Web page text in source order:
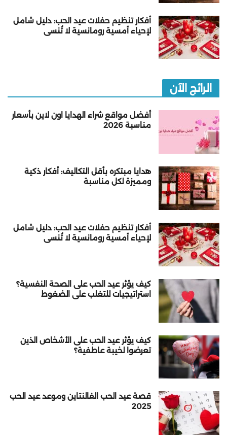
أفكار تنظيم حفلات عيد الحب: دليل شامل
لإحياء أمسية رومانسية لا تُنسى
الرائج الآن
أفضل مواقع شراء الهدايا اون لاين بأسعار
مناسبة 2026
هدايا مبتكره بأقل التكاليف: أفكار ذكية
ومميزة لكل مناسبة
أفكار تنظيم حفلات عيد الحب: دليل شامل
لإحياء أمسية رومانسية لا تُنسى
كيف يؤثر عيد الحب على الصحة النفسية؟
استراتيجيات للتغلب على الضغوط
كيف يؤثر عيد الحب على الأشخاص الذين
تعرضوا لخيبة عاطفية؟
قصة عيد الحب الفالنتاين وموعد عيد الحب
2025